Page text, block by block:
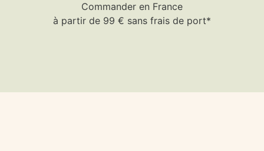
Commander en France
à partir de 99 € sans frais de port*